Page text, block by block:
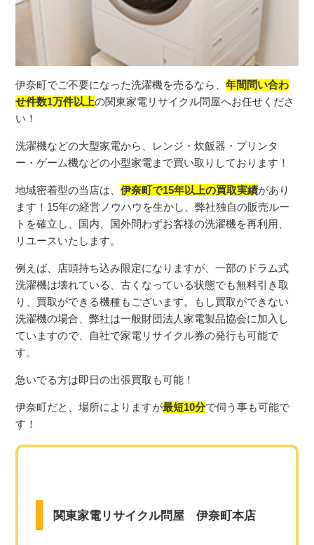
伊奈町でご不要になった洗濯機を売るなら、年間問い合わ
せ件数1万件以上の関東家電リサイクル問屋へお任せくださ
い！
洗濯機などの大型家電から、レンジ・炊飯器・プリンタ
ー・ゲーム機などの小型家電まで買い取りしております！
地域密着型の当店は、伊奈町で15年以上の買取実績があり
ます！15年の経営ノウハウを生かし、弊社独自の販売ルー
トを確立し、国内、国外問わずお客様の洗濯機を再利用、
リユースいたします。
例えば、店頭持ち込み限定になりますが、一部のドラム式
洗濯機は壊れている、古くなっている状態でも無料引き取
り、買取ができる機種もございます。
もし買取ができない
洗濯機の場合、弊社は一般財団法人家電製品協会に加入し
ていますので、自社で家電リサイクル券の発行も可能で
す。
急いでる方は即日の出張買取も可能！
伊奈町だと、場所によりますが最短10分で伺う事も可能で
す！
関東家電リサイクル問屋 伊奈町本店